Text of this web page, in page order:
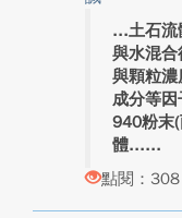
土石流
與水混
與顆粒
成分等因
940粉末
體...
點閱：308